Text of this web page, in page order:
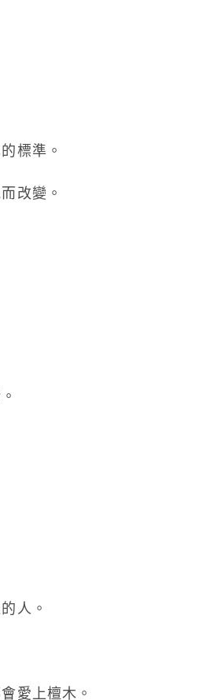
標準。
改變。
人。
愛上檀木。